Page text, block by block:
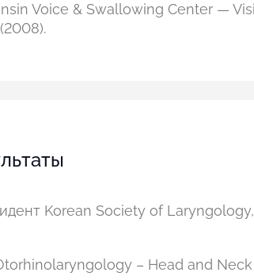
Voice & Swallowing Center —
Korean Society of
– Head and